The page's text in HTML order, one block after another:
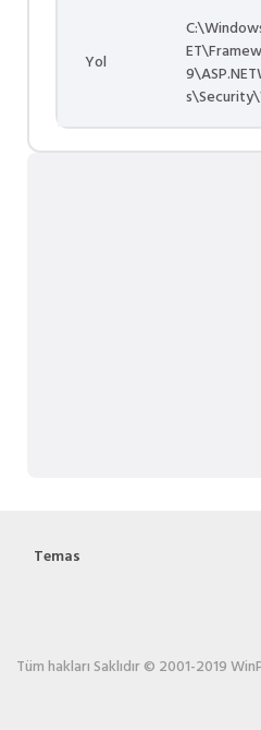
Yol
Temas
Tüm hakları Saklıdır © 2001-2019